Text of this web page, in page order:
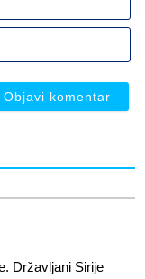
Državljani Sirije